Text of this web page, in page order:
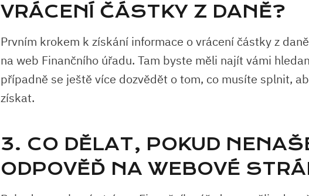
VRÁCENÍ ČÁSTKY Z DANĚ?
Prvním krokem k získání informace o vrácení částky z
na web Finančního úřadu. Tam byste měli najít vámi
případně se ještě více dozvědět o tom, co musíte splnit,
získat.
3. CO DĚLAT, POKUD
ODPOVĚĎ NA WEBOVÉ